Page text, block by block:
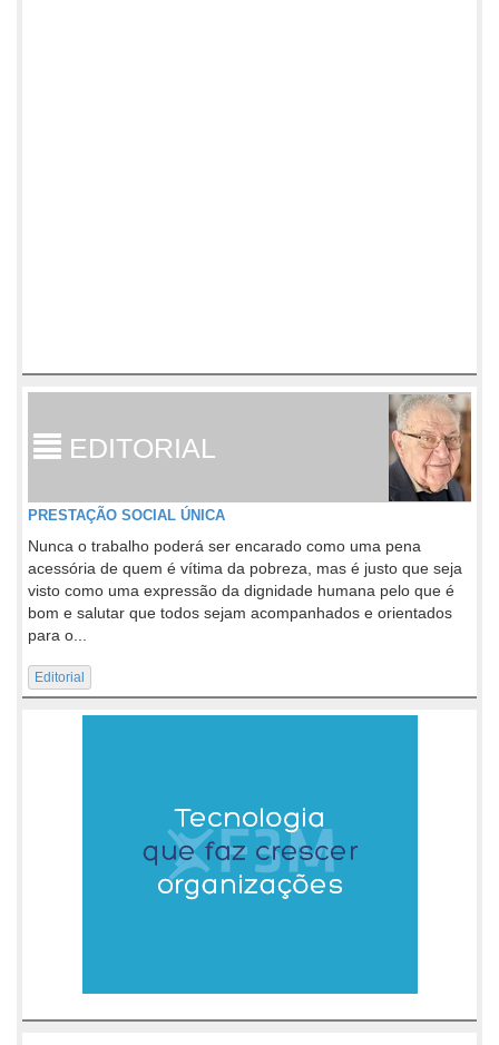
EDITORIAL
PRESTAÇÃO SOCIAL ÚNICA
Nunca o trabalho poderá ser encarado como uma pena
acessória de quem é vítima da pobreza, mas é justo que seja
visto como uma expressão da dignidade humana pelo que é
bom e salutar que todos sejam acompanhados e orientados
para o...
Editorial